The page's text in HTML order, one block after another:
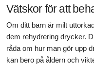
Vätskor för att
Om ditt barn är milt
dem rehydrering drycker.
råda om hur man gör upp
kan bero på åldern och